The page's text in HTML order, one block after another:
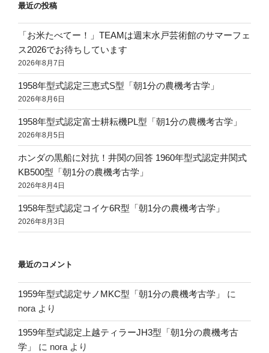
最近の投稿
「お米たべてー！」TEAMは週末水戸芸術館のサマーフェ
ス2026でお待ちしています
2026年8月7日
1958年型式認定三恵式S型「朝1分の農機考古学」
2026年8月6日
1958年型式認定富士耕耘機PL型「朝1分の農機考古学」
2026年8月5日
ホンダの黒船に対抗！井関の回答 1960年型式認定井関式
KB500型「朝1分の農機考古学」
2026年8月4日
1958年型式認定コイケ6R型「朝1分の農機考古学」
2026年8月3日
最近のコメント
1959年型式認定サノMKC型「朝1分の農機考古学」
に
nora より
1959年型式認定上越ティラーJH3型「朝1分の農機考古
学」
に nora より